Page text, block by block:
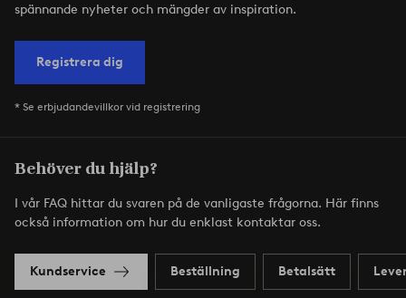
spännande nyheter och mängder av inspiration.
Registrera dig
* Se erbjudandevillkor vid registrering
Behöver du hjälp?
I vår FAQ hittar du svaren på de vanligaste frågorna. Här finns
också information om hur du enklast kontaktar oss.
Kundservice Beställning Betalsätt